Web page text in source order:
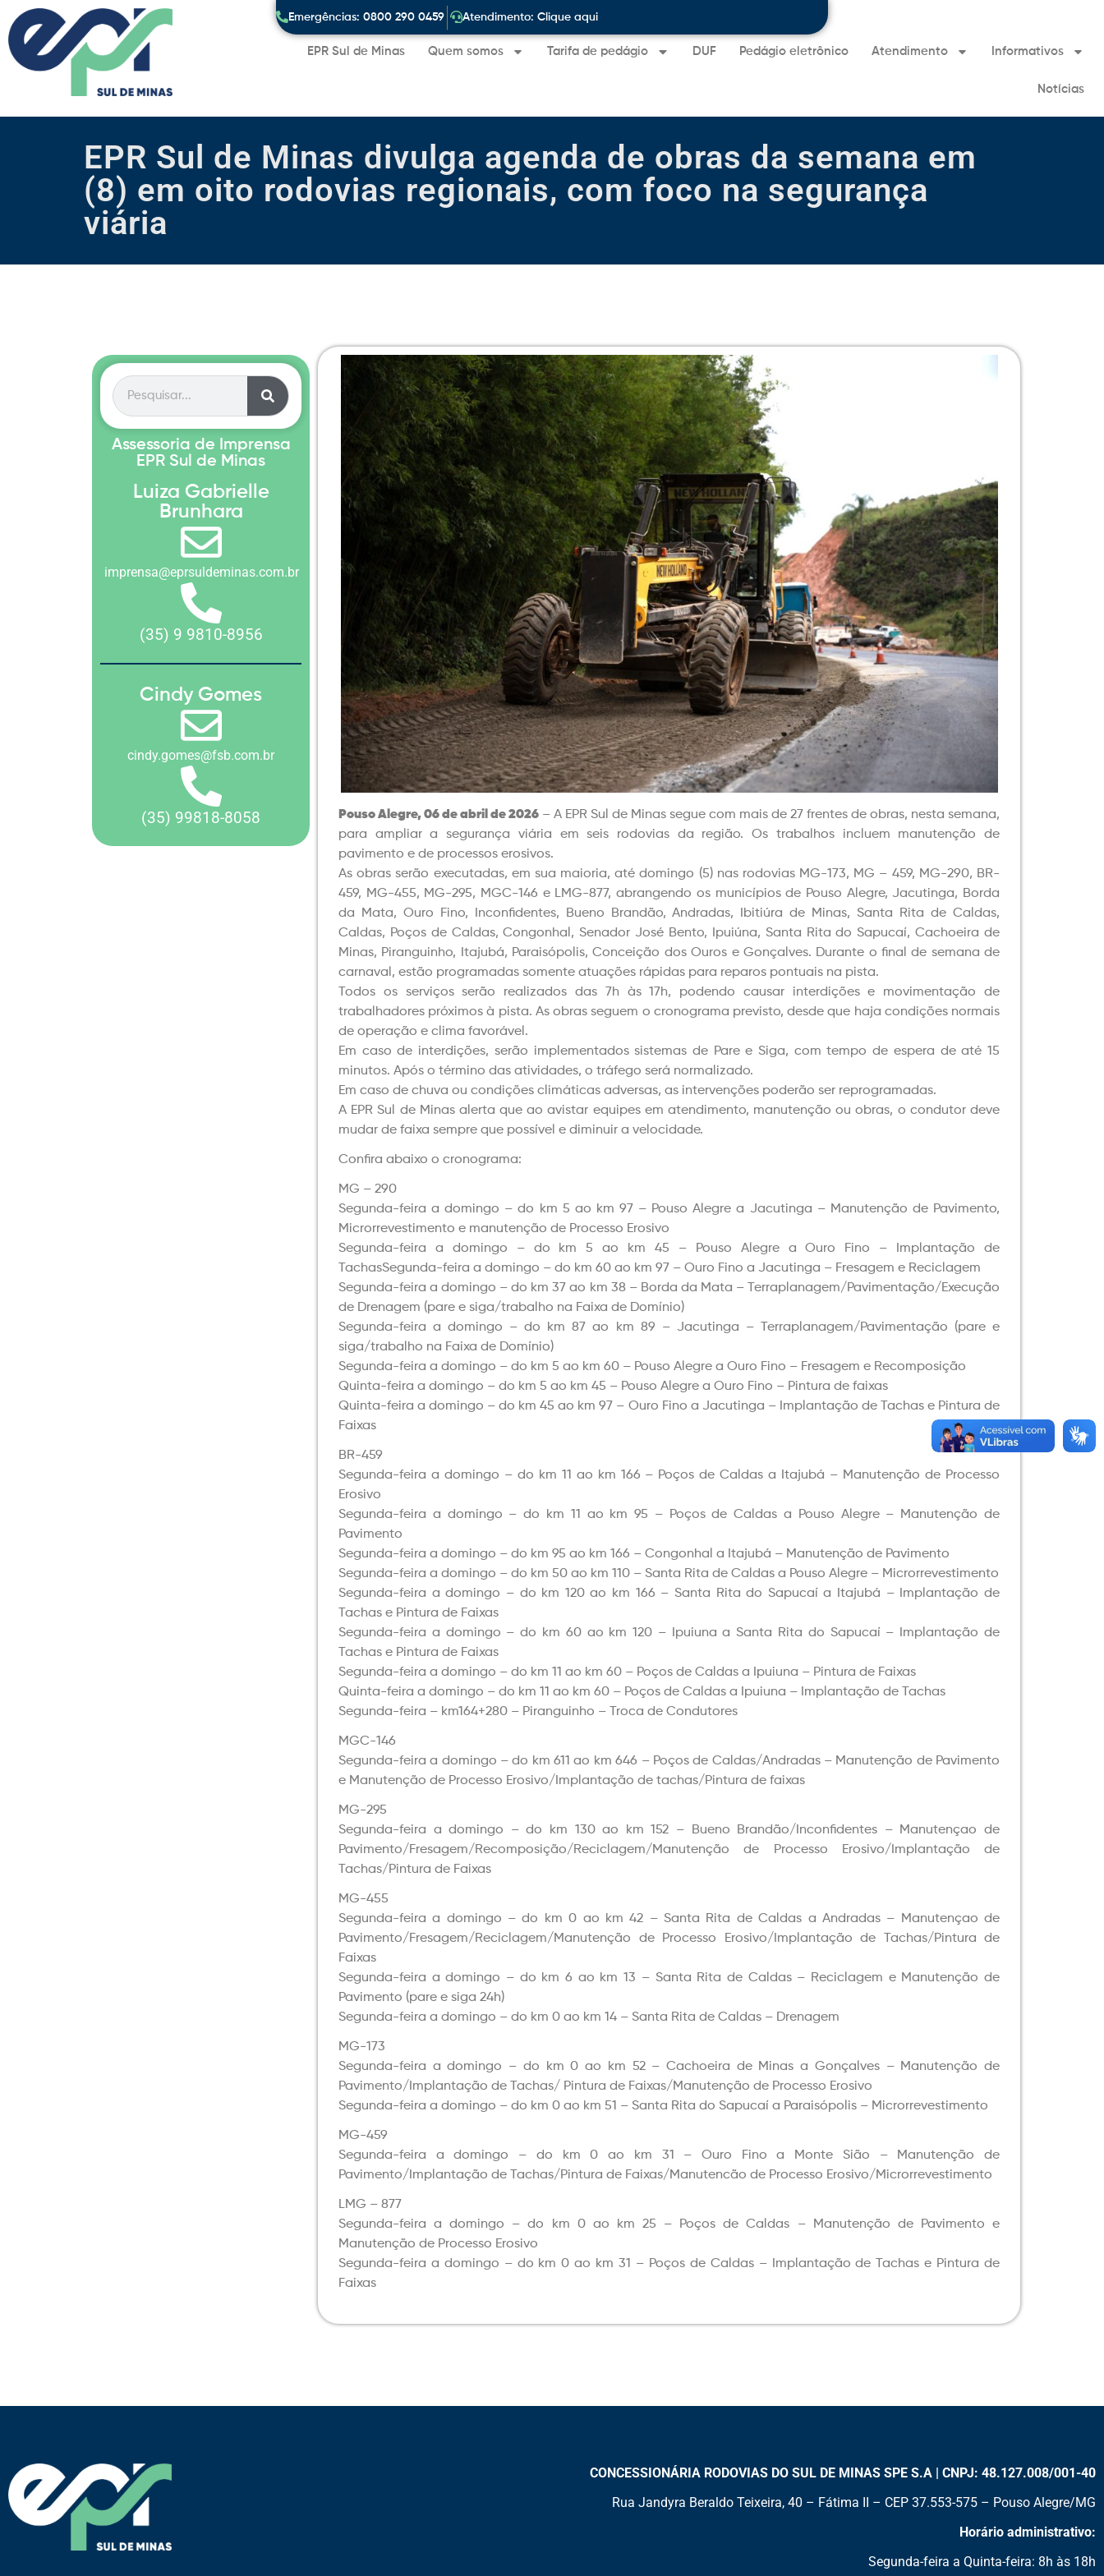
Emergências: 0800 290 0459 Atendimento: Clique aqui
EPR Sul de Minas Quem somos Tarifa de pedágio DUF Pedágio eletrônico Atendimento Informativos
Notícias
EPR Sul de Minas divulga agenda de obras da semana em
(8) em oito rodovias regionais, com foco na segurança
viária
Assessoria de Imprensa
EPR Sul de Minas
Luiza Gabrielle
Brunhara
imprensa@eprsuldeminas.com.br
(35) 9 9810-8956
Cindy Gomes
cindy.gomes@fsb.com.br
(35) 99818-8058 Pouso Alegre, 06 de abril de 2026 – A EPR Sul de Minas segue com mais de 27 frentes de obras, nesta semana,
para ampliar a segurança viária em seis rodovias da região. Os trabalhos incluem manutenção de
pavimento e de processos erosivos.
As obras serão executadas, em sua maioria, até domingo (5) nas rodovias MG-173, MG – 459, MG-290, BR-
459, MG-455, MG-295, MGC-146 e LMG-877, abrangendo os municípios de Pouso Alegre, Jacutinga, Borda
da Mata, Ouro Fino, Inconfidentes, Bueno Brandão, Andradas, Ibitiúra de Minas, Santa Rita de Caldas,
Caldas, Poços de Caldas, Congonhal, Senador José Bento, Ipuiúna, Santa Rita do Sapucaí, Cachoeira de
Minas, Piranguinho, Itajubá, Paraisópolis, Conceição dos Ouros e Gonçalves. Durante o final de semana de
carnaval, estão programadas somente atuações rápidas para reparos pontuais na pista.
Todos os serviços serão realizados das 7h às 17h, podendo causar interdições e movimentação de
trabalhadores próximos à pista. As obras seguem o cronograma previsto, desde que haja condições normais
de operação e clima favorável.
Em caso de interdições, serão implementados sistemas de Pare e Siga, com tempo de espera de até 15
minutos. Após o término das atividades, o tráfego será normalizado.
Em caso de chuva ou condições climáticas adversas, as intervenções poderão ser reprogramadas.
A EPR Sul de Minas alerta que ao avistar equipes em atendimento, manutenção ou obras, o condutor deve
mudar de faixa sempre que possível e diminuir a velocidade.
Confira abaixo o cronograma:
MG – 290
Segunda-feira a domingo – do km 5 ao km 97 – Pouso Alegre a Jacutinga – Manutenção de Pavimento,
Microrrevestimento e manutenção de Processo Erosivo
Segunda-feira a domingo – do km 5 ao km 45 – Pouso Alegre a Ouro Fino – Implantação de
TachasSegunda-feira a domingo – do km 60 ao km 97 – Ouro Fino a Jacutinga – Fresagem e Reciclagem
Segunda-feira a domingo – do km 37 ao km 38 – Borda da Mata – Terraplanagem/Pavimentação/Execução
de Drenagem (pare e siga/trabalho na Faixa de Domínio)
Segunda-feira a domingo – do km 87 ao km 89 – Jacutinga – Terraplanagem/Pavimentação (pare e
siga/trabalho na Faixa de Domínio)
Segunda-feira a domingo – do km 5 ao km 60 – Pouso Alegre a Ouro Fino – Fresagem e Recomposição
Quinta-feira a domingo – do km 5 ao km 45 – Pouso Alegre a Ouro Fino – Pintura de faixas
Quinta-feira a domingo – do km 45 ao km 97 – Ouro Fino a Jacutinga – Implantação de Tachas e Pintura de
Faixas
BR-459
Segunda-feira a domingo – do km 11 ao km 166 – Poços de Caldas a Itajubá – Manutenção de Processo
Erosivo
Segunda-feira a domingo – do km 11 ao km 95 – Poços de Caldas a Pouso Alegre – Manutenção de
Pavimento
Segunda-feira a domingo – do km 95 ao km 166 – Congonhal a Itajubá – Manutenção de Pavimento
Segunda-feira a domingo – do km 50 ao km 110 – Santa Rita de Caldas a Pouso Alegre – Microrrevestimento
Segunda-feira a domingo – do km 120 ao km 166 – Santa Rita do Sapucaí a Itajubá – Implantação de
Tachas e Pintura de Faixas
Segunda-feira a domingo – do km 60 ao km 120 – Ipuiuna a Santa Rita do Sapucaí – Implantação de
Tachas e Pintura de Faixas
Segunda-feira a domingo – do km 11 ao km 60 – Poços de Caldas a Ipuiuna – Pintura de Faixas
Quinta-feira a domingo – do km 11 ao km 60 – Poços de Caldas a Ipuiuna – Implantação de Tachas
Segunda-feira – km164+280 – Piranguinho – Troca de Condutores
MGC-146
Segunda-feira a domingo – do km 611 ao km 646 – Poços de Caldas/Andradas – Manutenção de Pavimento
e Manutenção de Processo Erosivo/Implantação de tachas/Pintura de faixas
MG-295
Segunda-feira a domingo – do km 130 ao km 152 – Bueno Brandão/Inconfidentes – Manutençao de
Pavimento/Fresagem/Recomposição/Reciclagem/Manutenção de Processo Erosivo/Implantação de
Tachas/Pintura de Faixas
MG-455
Segunda-feira a domingo – do km 0 ao km 42 – Santa Rita de Caldas a Andradas – Manutençao de
Pavimento/Fresagem/Reciclagem/Manutenção de Processo Erosivo/Implantação de Tachas/Pintura de
Faixas
Segunda-feira a domingo – do km 6 ao km 13 – Santa Rita de Caldas – Reciclagem e Manutenção de
Pavimento (pare e siga 24h)
Segunda-feira a domingo – do km 0 ao km 14 – Santa Rita de Caldas – Drenagem
MG-173
Segunda-feira a domingo – do km 0 ao km 52 – Cachoeira de Minas a Gonçalves – Manutenção de
Pavimento/Implantação de Tachas/ Pintura de Faixas/Manutenção de Processo Erosivo
Segunda-feira a domingo – do km 0 ao km 51 – Santa Rita do Sapucaí a Paraisópolis – Microrrevestimento
MG-459
Segunda-feira a domingo – do km 0 ao km 31 – Ouro Fino a Monte Sião – Manutenção de
Pavimento/Implantação de Tachas/Pintura de Faixas/Manutencão de Processo Erosivo/Microrrevestimento
LMG – 877
Segunda-feira a domingo – do km 0 ao km 25 – Poços de Caldas – Manutenção de Pavimento e
Manutenção de Processo Erosivo
Segunda-feira a domingo – do km 0 ao km 31 – Poços de Caldas – Implantação de Tachas e Pintura de
Faixas
CONCESSIONÁRIA RODOVIAS DO SUL DE MINAS SPE S.A | CNPJ: 48.127.008/001-40
Rua Jandyra Beraldo Teixeira, 40 – Fátima II – CEP 37.553-575 – Pouso Alegre/MG
Horário administrativo:
Segunda-feira a Quinta-feira: 8h às 18h